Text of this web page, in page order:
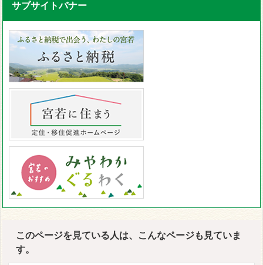
サブサイトバナー
このページを見ている人は、こんなページも見ていま
す。